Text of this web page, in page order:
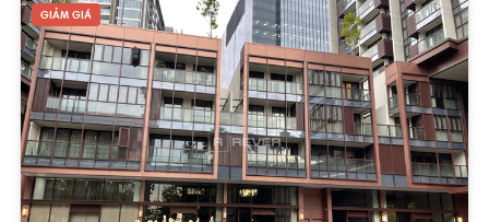
GIẢM GIÁ